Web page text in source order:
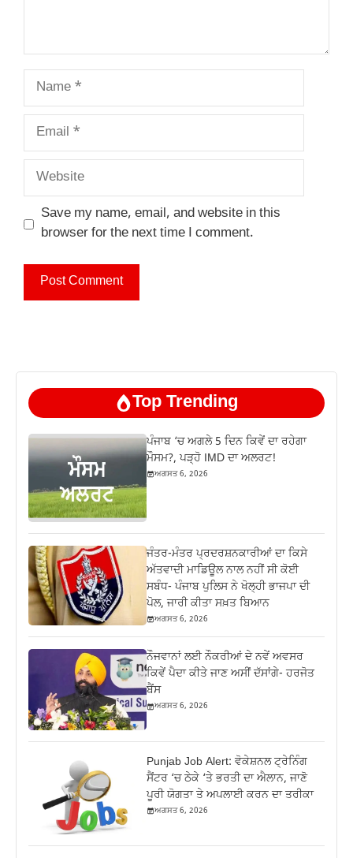
Name
Email
Website
Save my name, email, and website in this
browser for the next time I comment.
Top Trending
ਪੰਜਾਬ ‘ਚ ਅਗਲੇ 5 ਦਿਨ ਕਿਵੇਂ ਦਾ ਰਹੇਗਾ
ਮੌਸਮ?, ਪੜ੍ਹੋ IMD ਦਾ ਅਲਰਟ!
ਅਗਸਤ 6, 2026
ਜੰਤਰ-ਮੰਤਰ ਪ੍ਰਦਰਸ਼ਨਕਾਰੀਆਂ ਦਾ ਕਿਸੇ
ਅੱਤਵਾਦੀ ਮਾਡਿਊਲ ਨਾਲ ਨਹੀਂ ਸੀ ਕੋਈ
ਸਬੰਧ- ਪੰਜਾਬ ਪੁਲਿਸ ਨੇ ਖੋਲ੍ਹੀ ਭਾਜਪਾ ਦੀ
ਪੋਲ, ਜਾਰੀ ਕੀਤਾ ਸਖ਼ਤ ਬਿਆਨ
ਅਗਸਤ 6, 2026
ਨੌਜਵਾਨਾਂ ਲਈ ਨੌਕਰੀਆਂ ਦੇ ਨਵੇਂ ਅਵਸਰ
ਕਿਵੇਂ ਪੈਦਾ ਕੀਤੇ ਜਾਣ ਅਸੀਂ ਦੱਸਾਂਗੇ- ਹਰਜੋਤ
ਬੈਂਸ
ਅਗਸਤ 6, 2026
Punjab Job Alert: ਵੋਕੇਸ਼ਨਲ ਟ੍ਰੇਨਿੰਗ
ਸੈਂਟਰ ‘ਚ ਠੇਕੇ ‘ਤੇ ਭਰਤੀ ਦਾ ਐਲਾਨ, ਜਾਣੋ
ਪੂਰੀ ਯੋਗਤਾ ਤੇ ਅਪਲਾਈ ਕਰਨ ਦਾ ਤਰੀਕਾ
ਅਗਸਤ 6, 2026